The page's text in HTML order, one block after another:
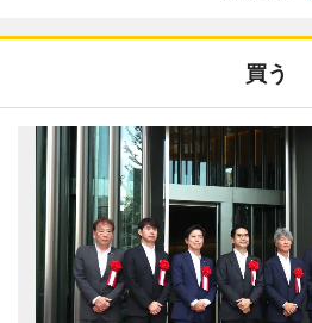
買う